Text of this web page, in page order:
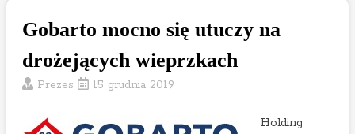
Gobarto mocno się utuczy na
drożejących wieprzkach
Prezes 15 grudnia 2019
Holding